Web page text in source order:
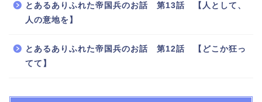
とあるありふれた帝国兵のお話 第13話 【人として、
人の意地を】
とあるありふれた帝国兵のお話 第12話 【どこか狂っ
てて】